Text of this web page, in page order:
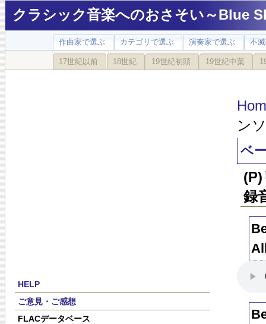
クラシック音楽へのおさそい～Blue
作曲家で選ぶ カテゴリで選ぶ 演奏家で選ぶ 不
17世紀以前 18世紀 19世紀初頭 19世紀中葉
HELP
ご意見・ご感想
FLACデータベース
ン
ベ
録